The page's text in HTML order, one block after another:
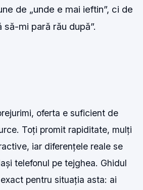
de „unde e mai ieftin”, ci de
mi pară rău după”.
oferta e suficient de
Toți promit rapiditate, mulți
iar diferențele reale se
telefonul pe tejghea. Ghidul
pentru situația asta: ai